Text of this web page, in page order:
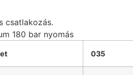
csatlakozás.
180 bar nyomás
035